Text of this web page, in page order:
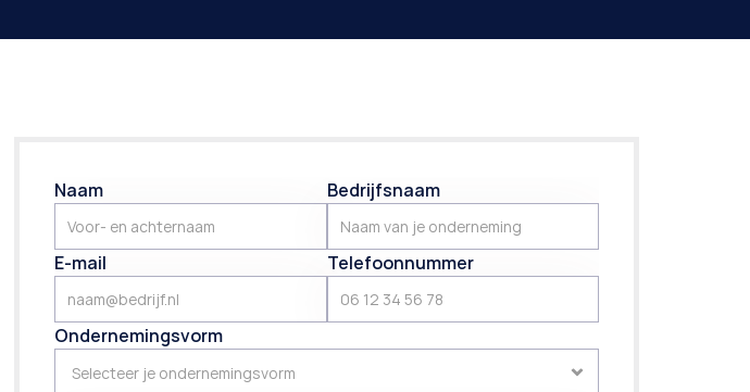
Naam Bedrijfsnaam
E-mail Telefoonnummer
Ondernemingsvorm